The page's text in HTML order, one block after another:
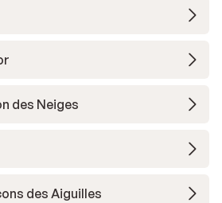
des Neiges
des Aiguilles